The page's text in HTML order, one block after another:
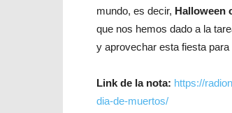
mundo, es decir, Halloween
que nos hemos dado a la
y aprovechar esta fiesta
Link de la nota: https://
dia-de-muertos/